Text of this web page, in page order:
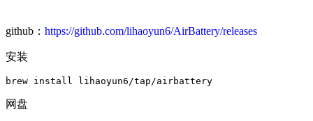
github： https://github.com/lihaoyun6/AirBattery/releases
安装
网盘